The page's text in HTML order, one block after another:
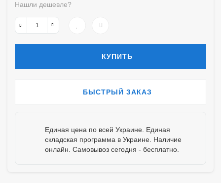
Нашли дешевле?
КУПИТЬ
БЫСТРЫЙ ЗАКАЗ
Единая цена по всей Украине. Единая
складская программа в Украине. Наличие
онлайн. Самовывоз сегодня - бесплатно.